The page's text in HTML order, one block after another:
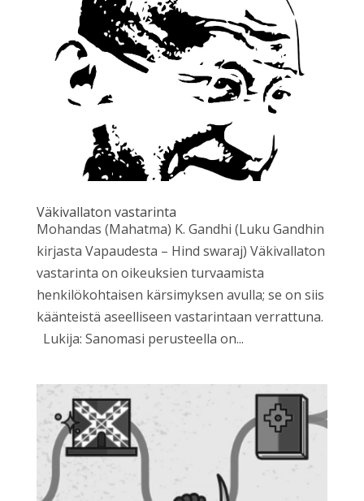
Väkivallaton vastarinta
Mohandas (Mahatma) K. Gandhi (Luku Gandhin
kirjasta Vapaudesta – Hind swaraj) Väkivallaton
vastarinta on oikeuksien turvaamista
henkilökohtaisen kärsimyksen avulla; se on siis
käänteistä aseelliseen vastarintaan verrattuna.
Lukija: Sanomasi perusteella on...